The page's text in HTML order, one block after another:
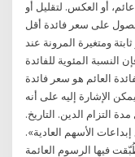
أو العكس. لتقليل أو
على سعر فائدة أقل
ومتغيرة المرونة عند
المئوية للفائدة
العائم هو سعر فائدة
الإشارة إليه على أنه
التزام الدين. التاريخ.
الأسهم العادية».
فيها الرسوم العائمة